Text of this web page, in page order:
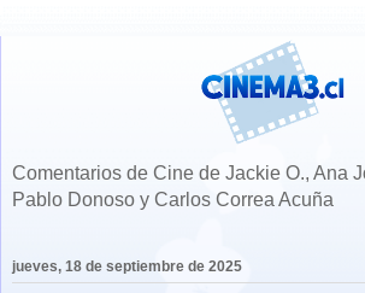
Comentarios de Cine de Jackie O., Ana
Pablo Donoso y Carlos Correa Acuña
jueves, 18 de septiembre de 2025